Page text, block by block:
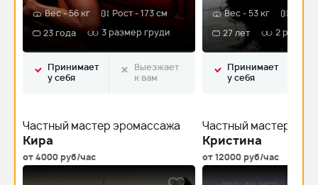
Вес - 56 кг
Рост - 173 см
23 года
3 размер груди
Принимает
у себя
Выезжает
к вам
Вес - 53 кг
27 лет
2 размер
Принимает
у себя
Частный мастер эромассажа
Кира
от 4000 руб/час
Частный мастер
Кристина
от 12000 руб/час